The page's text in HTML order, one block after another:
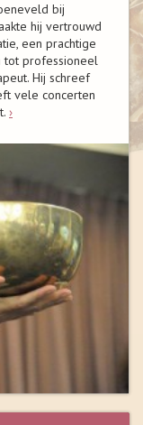
bij
hij vertrouwd
een prachtige
tot professioneel
Hij schreef
vele concerten
›